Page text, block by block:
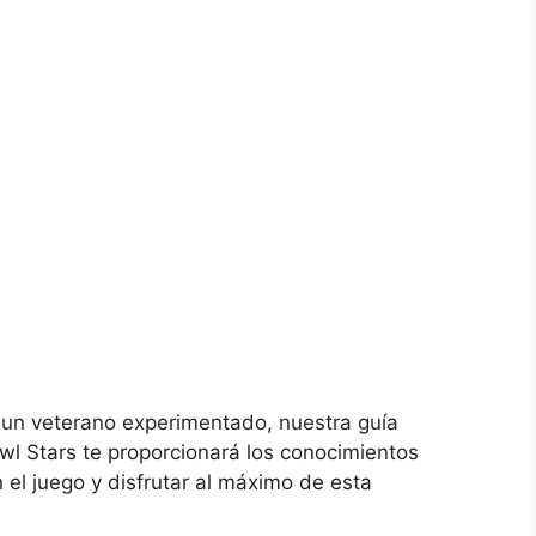
veterano experimentado, nuestra guía
Stars te proporcionará los conocimientos
juego y disfrutar al máximo de esta